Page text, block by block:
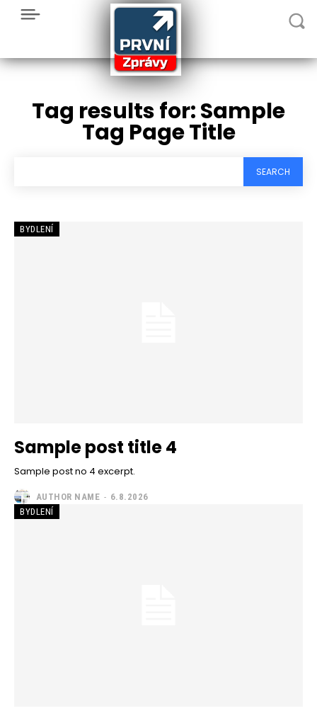
Tag results for:Sample
Tag Page Title
SEARCH
BYDLENÍ
Sample post title 4
Sample post no 4 excerpt.
AUTHOR NAME - 6.8.2026
BYDLENÍ